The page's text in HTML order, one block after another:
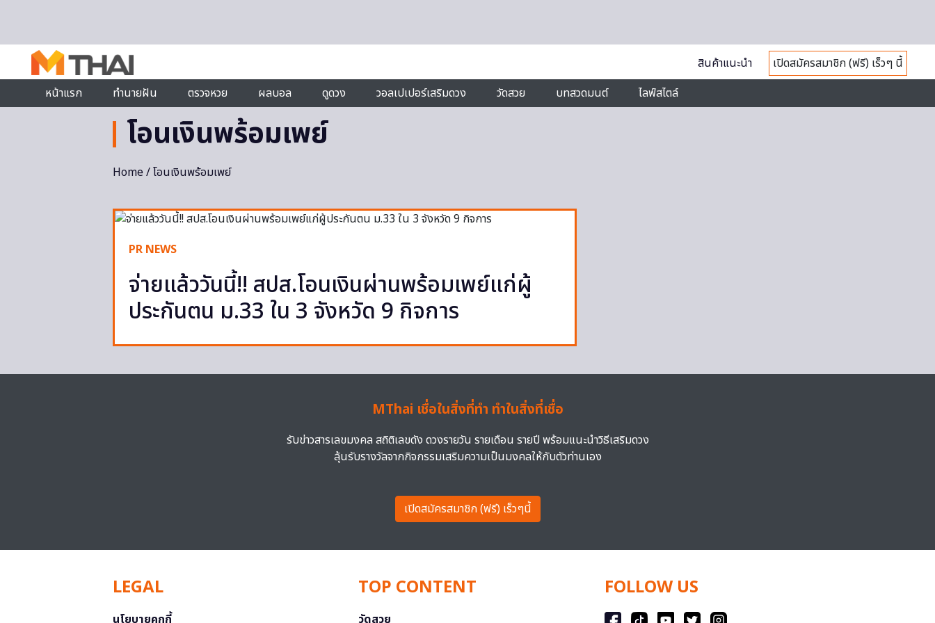
สินค้าแนะนำ
เปิดสมัครสมาชิก (ฟรี) เร็วๆ นี้
หน้าแรก
ทำนายฝัน ตรวจหวย ผลบอล ดูดวง วอลเปเปอร์เสริมดวง วัดสวย บทสวดมนต์ ไลฟ์สไตล์
โอนเงินพร้อมเพย์
Home/ โอนเงินพร้อมเพย์
PR NEWS
จ่ายแล้ววันนี้!! สปส.โอนเงินผ่านพร้อมเพย์แก่ผู้
ประกันตน ม.33 ใน 3 จังหวัด 9 กิจการ
MThai เชื่อในสิ่งที่ทำ ทำในสิ่งที่เชื่อ
รับข่าวสารเลขมงคล สถิติเลขดัง ดวงรายวัน รายเดือน รายปี พร้อมแนะนำวิธีเสริมดวง
ลุ้นรับรางวัลจากกิจกรรมเสริมความเป็นมงคลให้กับตัวท่านเอง
เปิดสมัครสมาชิก (ฟรี) เร็วๆนี้
LEGAL
นโยบายคุกกี้
TOP CONTENT
วัดสวย
FOLLOW US